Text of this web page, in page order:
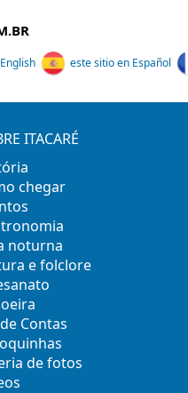
este sitio en Español
ITACARÉ
chegar
noturna
e folclore
Contas
de fotos